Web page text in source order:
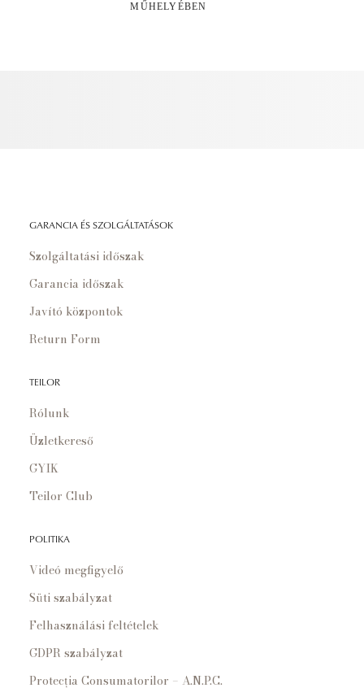
MŰHELYÉBEN
GARANCIA ÉS SZOLGÁLTATÁSOK
Szolgáltatási időszak
Garancia időszak
Javító központok
Return Form
TEILOR
Rólunk
Üzletkereső
GYIK
Teilor Club
POLITIKA
Videó megfigyelő
Süti szabályzat
Felhasználási feltételek
GDPR szabályzat
Protecția Consumatorilor – A.N.P.C.